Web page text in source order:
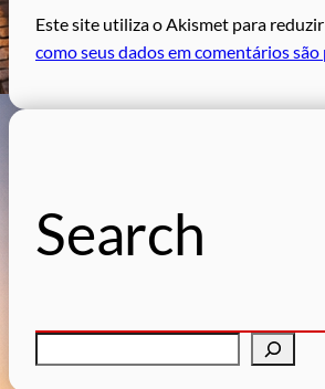
Este site utiliza o Akismet para
como seus dados em comentários são
Search
e